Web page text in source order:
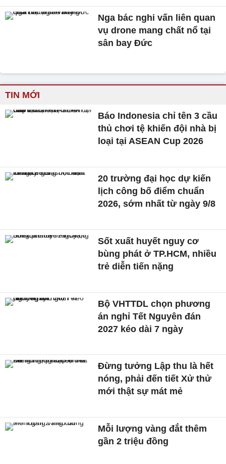
Nga bác nghi vấn liên quan
vụ drone mang chất nổ tại
sân bay Đức
TIN MỚI
Báo Indonesia chỉ tên 3 cầu
thủ chơi tệ khiến đội nhà bị
loại tại ASEAN Cup 2026
20 trường đại học dự kiến
lịch công bố điểm chuẩn
2026, sớm nhất từ ngày 9/8
Sốt xuất huyết nguy cơ
bùng phát ở TP.HCM, nhiều
trẻ diễn tiến nặng
Bộ VHTTDL chọn phương
án nghỉ Tết Nguyên đán
2027 kéo dài 7 ngày
Đừng tưởng Lập thu là hết
nóng, phải đến tiết Xử thử
mới thật sự mát mẻ
Mỗi lượng vàng đắt thêm
gần 2 triệu đồng